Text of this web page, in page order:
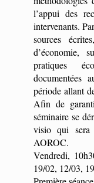
l’appui des
intervenants.
sources
d’économie,
pratiques
documentées
période allant
Afin de
séminaire se
visio qui
AOROC.
Vendredi,
19/02, 12/03,